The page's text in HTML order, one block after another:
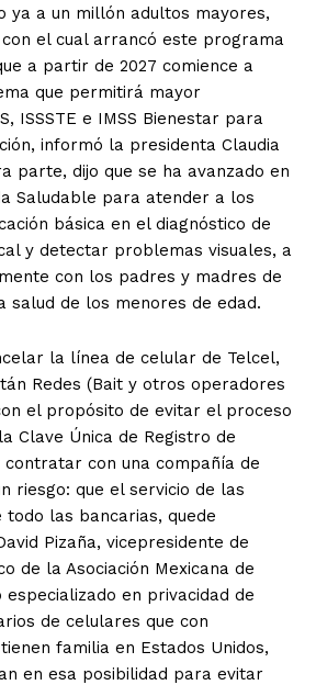
ya a un millón adultos mayores,
el cual arrancó este programa
a partir de 2027 comience a
que permitirá mayor
ISSSTE e IMSS Bienestar para
informó la presidenta Claudia
parte, dijo que se ha avanzado en
Saludable para atender a los
básica en el diagnóstico de
y detectar problemas visuales, a
con los padres y madres de
salud de los menores de edad.
la línea de celular de Telcel,
Redes (Bait y otros operadores
el propósito de evitar el proceso
Clave Única de Registro de
contratar con una compañía de
riesgo: que el servicio de las
todo las bancarias, quede
Pizaña, vicepresidente de
de la Asociación Mexicana de
en privacidad de
de celulares que con
familia en Estados Unidos,
en esa posibilidad para evitar